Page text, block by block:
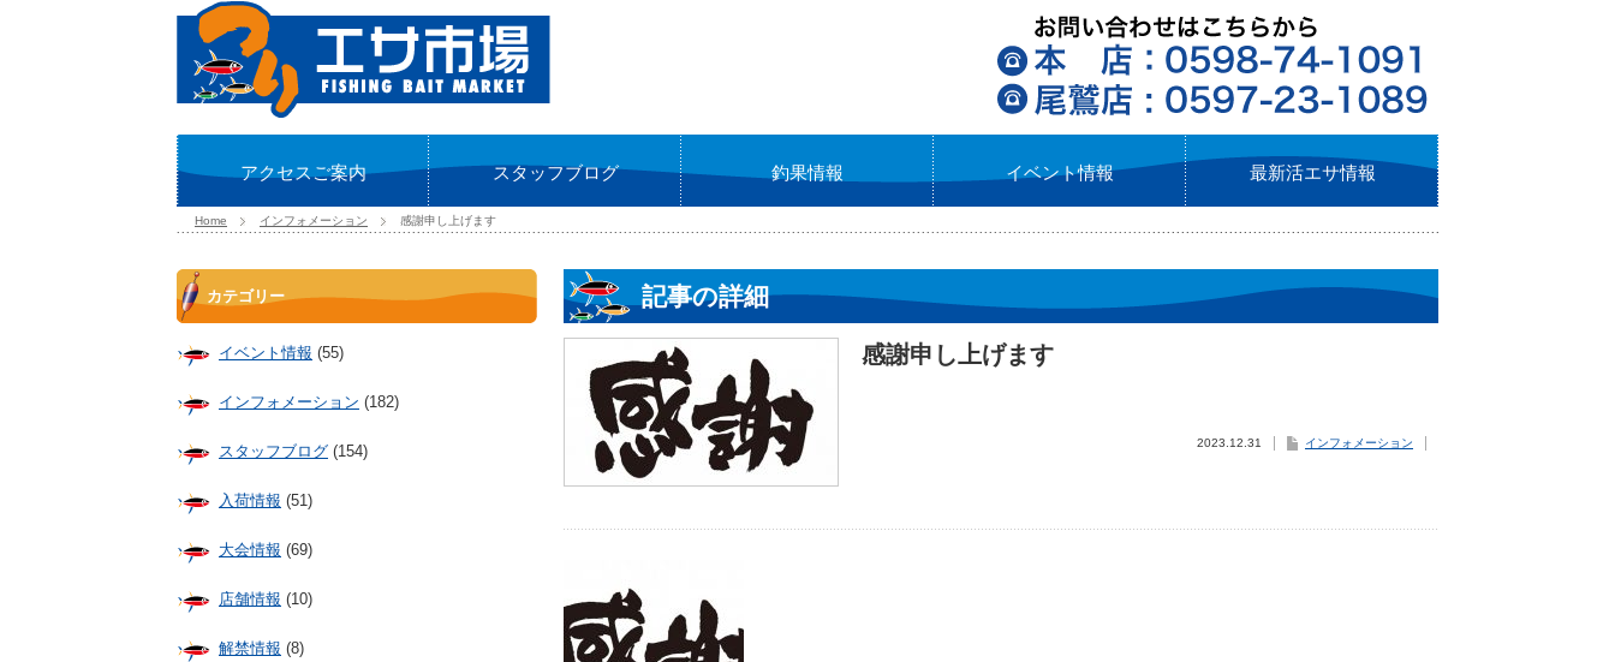
アクセスご案内 スタッフブログ 釣果情報 イベント情報 最新活エサ情報
Home インフォメーション 感謝申し上げます
記事の詳細
感謝申し上げます
2023.12.31 インフォメーション
カテゴリー
イベント情報 (55)
インフォメーション (182)
スタッフブログ (154)
入荷情報 (51)
大会情報 (69)
店舗情報 (10)
解禁情報 (8)